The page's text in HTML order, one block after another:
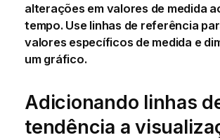
alterações em valores de medida
tempo. Use linhas de referência
valores específicos de medida e
um gráfico.
Adicionando linhas
tendência a